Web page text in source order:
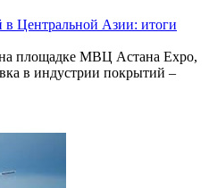
Центральной Азии: итоги
площадке МВЦ Астана Expo,
в индустрии покрытий –